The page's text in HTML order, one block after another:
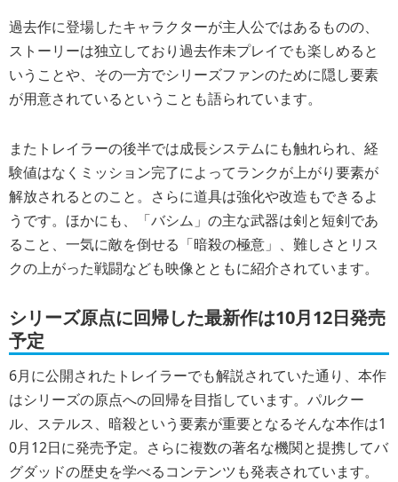
過去作に登場したキャラクターが主人公ではあるものの、
ストーリーは独立しており過去作未プレイでも楽しめると
いうことや、その一方でシリーズファンのために隠し要素
が用意されているということも語られています。
またトレイラーの後半では成長システムにも触れられ、経
験値はなくミッション完了によってランクが上がり要素が
解放されるとのこと。さらに道具は強化や改造もできるよ
うです。ほかにも、「バシム」の主な武器は剣と短剣であ
ること、一気に敵を倒せる「暗殺の極意」、難しさとリス
クの上がった戦闘なども映像とともに紹介されています。
シリーズ原点に回帰した最新作は10月12日発売
予定
6月に公開されたトレイラーでも解説されていた通り、本作
はシリーズの原点への回帰を目指しています。パルクー
ル、ステルス、暗殺という要素が重要となるそんな本作は1
0月12日に発売予定。さらに複数の著名な機関と提携してバ
グダッドの歴史を学べるコンテンツも発表されています。